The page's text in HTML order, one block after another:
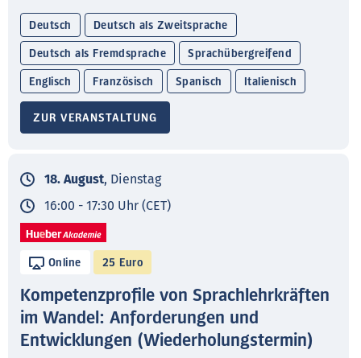
Deutsch Deutsch als Zweitsprache
Deutsch als Fremdsprache Sprachübergreifend
Englisch Französisch Spanisch Italienisch
ZUR VERANSTALTUNG
18. August, Dienstag
16:00 - 17:30 Uhr (CET)
Online 25 Euro
Kompetenzprofile von Sprachlehrkräften
im Wandel: Anforderungen und
Entwicklungen (Wiederholungstermin)